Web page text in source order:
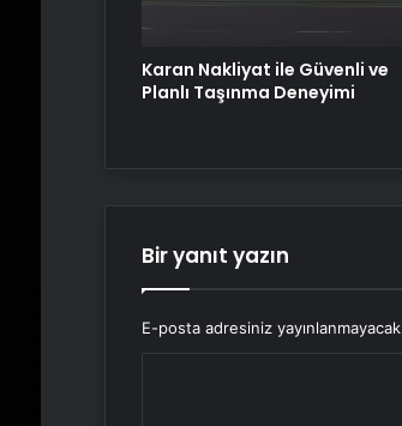
Karan Nakliyat ile Güvenli ve
Planlı Taşınma Deneyimi
Bir yanıt yazın
E-posta adresiniz